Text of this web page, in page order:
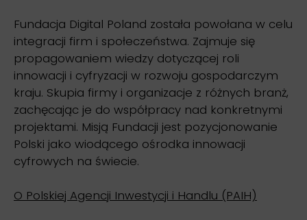
Fundacja Digital Poland została powołana w celu
integracji firm i społeczeństwa. Zajmuje się
propagowaniem wiedzy dotyczącej roli
innowacji i cyfryzacji w rozwoju gospodarczym
kraju. Skupia firmy i organizacje z różnych branż,
zachęcając je do współpracy nad konkretnymi
projektami. Misją Fundacji jest pozycjonowanie
Polski jako wiodącego ośrodka innowacji
cyfrowych na świecie.
O Polskiej Agencji Inwestycji i Handlu (PAIH)